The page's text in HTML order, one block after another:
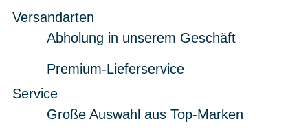
Versandarten
Abholung in unserem Geschäft
Premium-Lieferservice
Service
Große Auswahl aus Top-Marken